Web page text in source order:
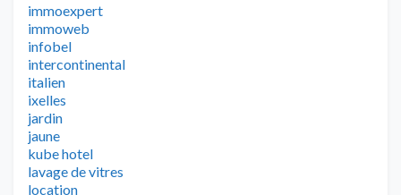
immoexpert
immoweb
infobel
intercontinental
italien
ixelles
jardin
jaune
kube hotel
lavage de vitres
location